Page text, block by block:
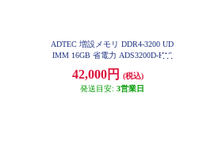
ADTEC 増設メモリ DDR4-3200 UD
IMM 16GB 省電力 ADS3200D-H16
42,000円
(税込)
発送目安: 3営業日